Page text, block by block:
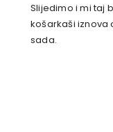
Slijedimo i mi taj
košarkaši iznova
sada.